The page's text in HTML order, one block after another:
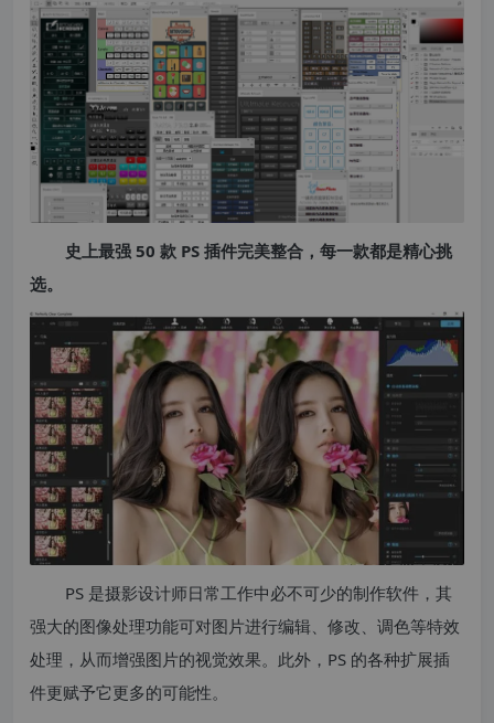
史上最强 50 款 PS 插件完美整合，每一款都是精心挑
选。
PS 是摄影设计师日常工作中必不可少的制作软件，其
强大的图像处理功能可对图片进行编辑、修改、调色等特效
处理，从而增强图片的视觉效果。此外，PS 的各种扩展插
件更赋予它更多的可能性。